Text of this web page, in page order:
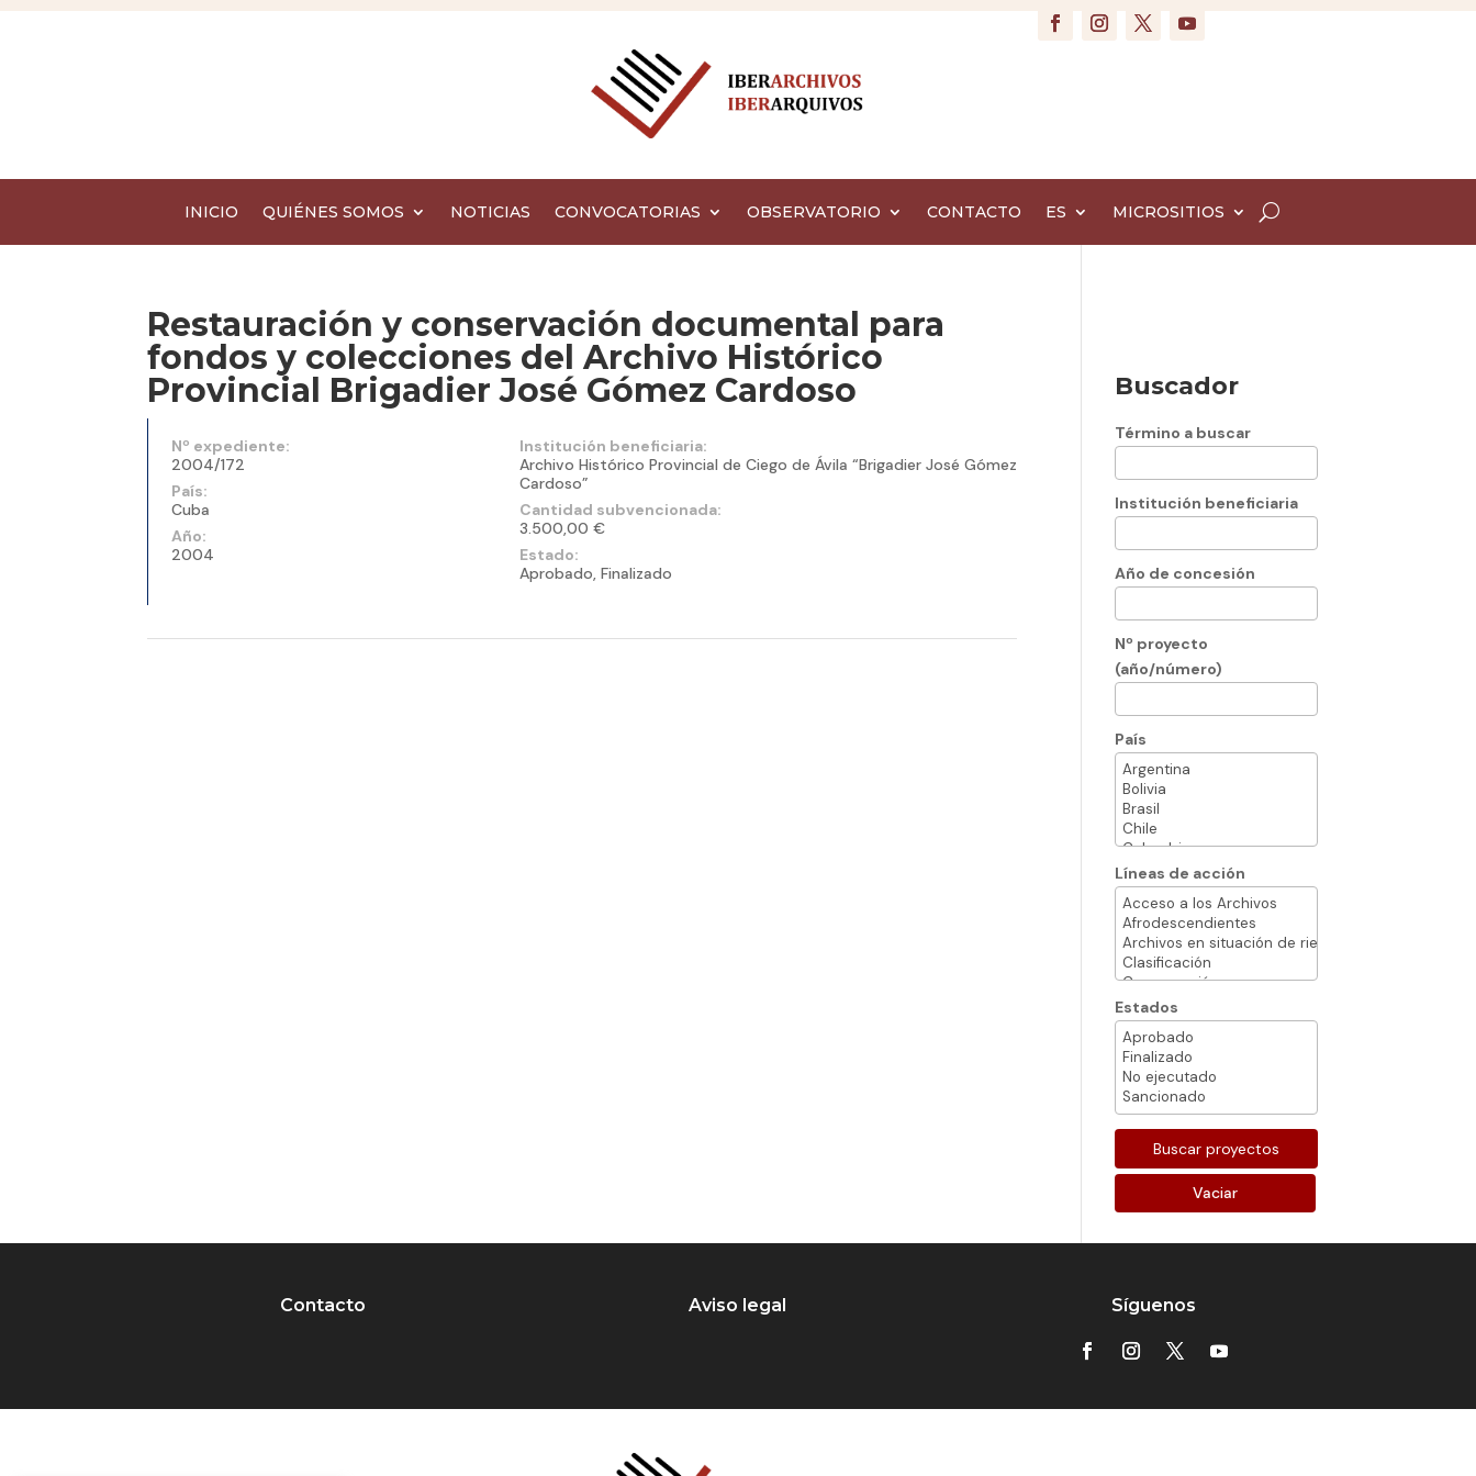
INICIO QUIÉNES SOMOS NOTICIAS CONVOCATORIAS OBSERVATORIO CONTACTO ES MICROSITIOS
Restauración y conservación documental para
fondos y colecciones del Archivo Histórico
Provincial Brigadier José Gómez Cardoso
Nº expediente:
2004/172
País:
Cuba
Año:
2004
Institución beneficiaria:
Archivo Histórico Provincial de Ciego de Ávila “Brigadier José Gómez
Cardoso”
Cantidad subvencionada:
3.500,00 €
Estado:
Aprobado, Finalizado
Buscador
Término a buscar
Institución beneficiaria
Año de concesión
Nº proyecto
(año/número)
País
Líneas de acción
Estados
Vaciar
Contacto Aviso legal Síguenos